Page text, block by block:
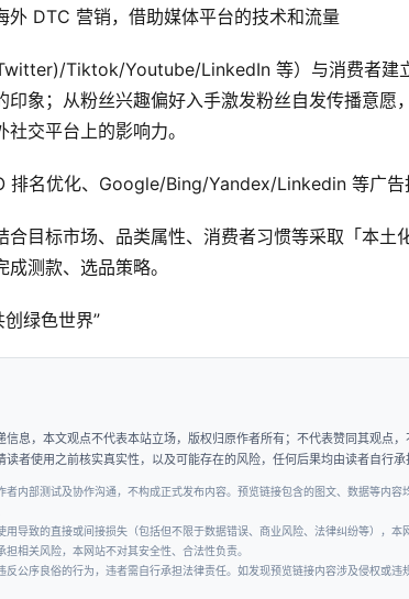
外 DTC 营销，借助媒体平台的技术和流量
Tiktok/Youtube/LinkedIn 等）与消费者建
象；从粉丝兴趣偏好入手激发粉丝自发传播意愿
交平台上的影响力。
排名优化、Google/Bing/Yandex/Linkedin 等广告
合目标市场、品类属性、消费者习惯等采取「本土
测款、选品策略。
息，本文观点不代表本站立场，版权归原作者所有；不代表赞同其观点
者使用之前核实真实性，以及可能存在的风险，任何后果均由读者自行承
内部测试及协作沟通，不构成正式发布内容。预览链接包含的图文、数据等内
用导致的直接或间接损失（包括但不限于数据错误、商业风险、法律纠纷等），本
相关风险，本网站不对其安全性、合法性负责。
公序良俗的行为，违者需自行承担法律责任。如发现预览链接内容涉及侵权或